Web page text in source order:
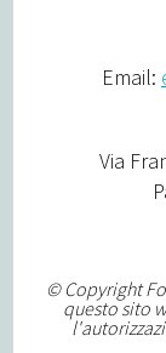
Email:
Via
© Copyright
questo sito